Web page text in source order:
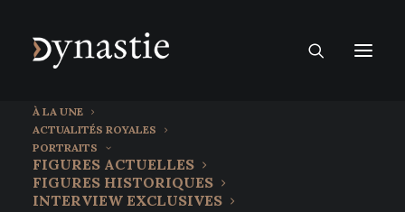
À LA UNE
ACTUALITÉS ROYALES
PORTRAITS
FIGURES ACTUELLES
FIGURES HISTORIQUES
INTERVIEW EXCLUSIVES